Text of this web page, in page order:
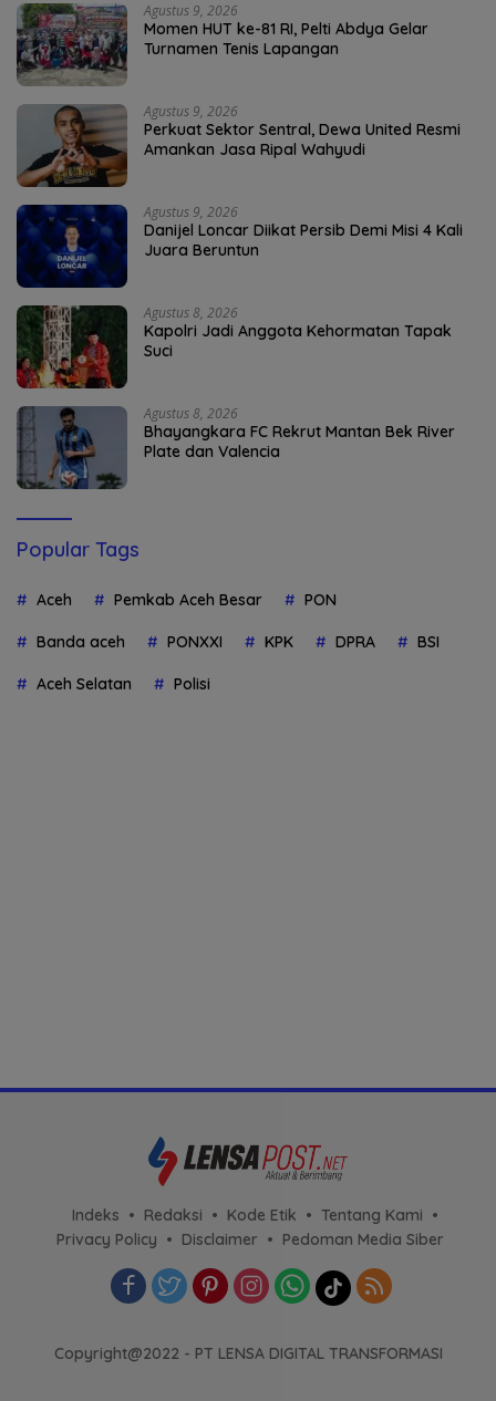
Agustus 9, 2026
Momen HUT ke-81 RI, Pelti Abdya Gelar
Turnamen Tenis Lapangan
Agustus 9, 2026
Perkuat Sektor Sentral, Dewa United Resmi
Amankan Jasa Ripal Wahyudi
Agustus 9, 2026
Danijel Loncar Diikat Persib Demi Misi 4 Kali
Juara Beruntun
Agustus 8, 2026
Kapolri Jadi Anggota Kehormatan Tapak
Suci
Agustus 8, 2026
Bhayangkara FC Rekrut Mantan Bek River
Plate dan Valencia
Popular Tags
Aceh Pemkab Aceh Besar PON
Banda aceh PONXXI KPK DPRA BSI
Aceh Selatan Polisi
Indeks Redaksi Kode Etik
Tentang Kami
Privacy Policy
Disclaimer Pedoman Media Siber
Copyright@2022 - PT LENSA DIGITAL TRANSFORMASI